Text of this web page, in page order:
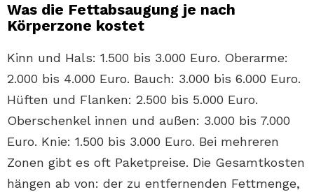
Was die Fettabsaugung je nach
Körperzone kostet
Kinn und Hals: 1.500 bis 3.000 Euro. Oberarme:
2.000 bis 4.000 Euro. Bauch: 3.000 bis 6.000 Euro.
Hüften und Flanken: 2.500 bis 5.000 Euro.
Oberschenkel innen und außen: 3.000 bis 7.000
Euro. Knie: 1.500 bis 3.000 Euro. Bei mehreren
Zonen gibt es oft Paketpreise. Die Gesamtkosten
hängen ab von: der zu entfernenden Fettmenge,